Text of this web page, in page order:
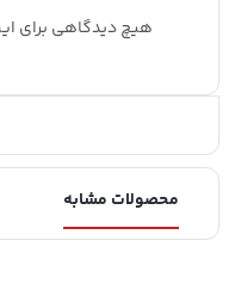
هیچ دیدگاهی برای
محصولات مشابه